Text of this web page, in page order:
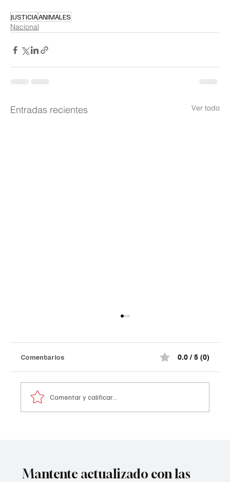
JUSTICIAANIMALES
Nacional
Entradas recientes Ver todo
Comentarios 0.0 / 5 (0)
Comentar y calificar...
Mantente actualizado con las